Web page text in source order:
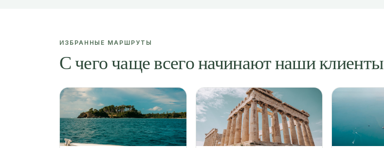
ИЗБРАННЫЕ МАРШРУТЫ
С чего чаще всего начинают наши клиенты